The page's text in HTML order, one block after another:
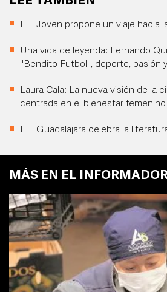
FIL Joven propone un viaje hacia
Una vida de leyenda: Fernando
"Bendito Futbol", deporte, pasión
Laura Cala: La nueva visión de la
centrada en el bienestar femenino
FIL Guadalajara celebra la
MÁS EN EL